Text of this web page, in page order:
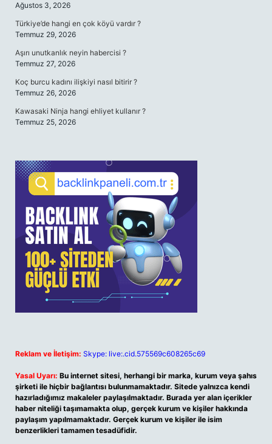
Ağustos 3, 2026
Türkiye’de hangi en çok köyü vardır ?
Temmuz 29, 2026
Aşırı unutkanlık neyin habercisi ?
Temmuz 27, 2026
Koç burcu kadını ilişkiyi nasıl bitirir ?
Temmuz 26, 2026
Kawasaki Ninja hangi ehliyet kullanır ?
Temmuz 25, 2026
Reklam ve İletişim: Skype: live:.cid.575569c608265c69
Yasal Uyarı: Bu internet sitesi, herhangi bir marka, kurum veya şahıs
şirketi ile hiçbir bağlantısı bulunmamaktadır. Sitede yalnızca kendi
hazırladığımız makaleler paylaşılmaktadır. Burada yer alan içerikler
haber niteliği taşımamakta olup, gerçek kurum ve kişiler hakkında
paylaşım yapılmamaktadır. Gerçek kurum ve kişiler ile isim
benzerlikleri tamamen tesadüfidir.